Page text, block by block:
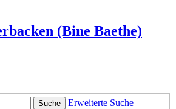
(Bine Baethe)
Suche
Erweiterte Suche